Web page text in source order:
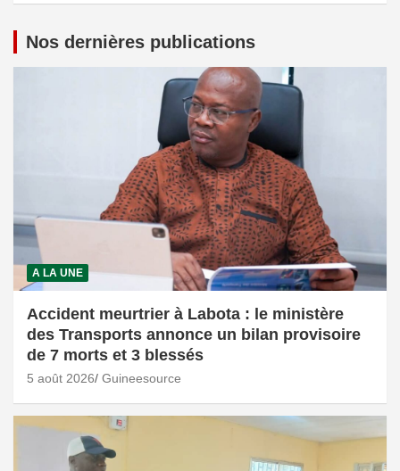
Nos dernières publications
A LA UNE
Accident meurtrier à Labota : le ministère
des Transports annonce un bilan provisoire
de 7 morts et 3 blessés
5 août 2026 Guineesource